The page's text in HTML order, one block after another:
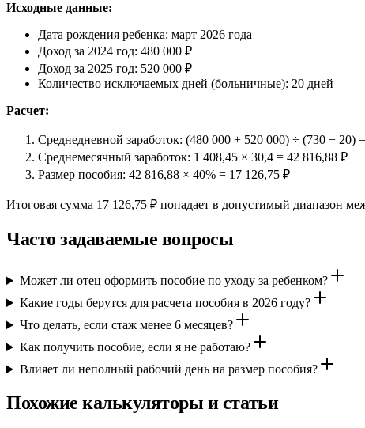
Исходные данные:
Дата рождения ребенка: март 2026 года
Доход за 2024 год: 480 000 ₽
Доход за 2025 год: 520 000 ₽
Количество исключаемых дней (больничные): 20 дней
Расчет:
Среднедневной заработок: (480 000 + 520 000) ÷ (730 − 20)
Среднемесячный заработок: 1 408,45 × 30,4 = 42 816,88 ₽
Размер пособия: 42 816,88 × 40% = 17 126,75 ₽
Итоговая сумма 17 126,75 ₽ попадает в допустимый диапазон
Часто задаваемые вопросы
Может ли отец оформить пособие по уходу за ребенком?
Какие годы берутся для расчета пособия в 2026 году?
Что делать, если стаж менее 6 месяцев?
Как получить пособие, если я не работаю?
Влияет ли неполный рабочий день на размер пособия?
Похожие калькуляторы и статьи